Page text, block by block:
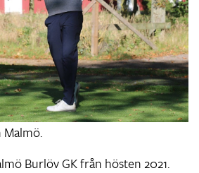
Malmö.
Burlöv GK från hösten 2021.